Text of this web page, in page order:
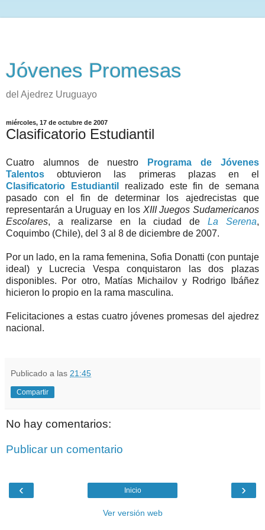
Jóvenes Promesas
del Ajedrez Uruguayo
miércoles, 17 de octubre de 2007
Clasificatorio Estudiantil
Cuatro alumnos de nuestro
Programa de Jóvenes
Talentos obtuvieron las primeras plazas en el
Clasificatorio Estudiantil
realizado este fin de semana
pasado con el fin de determinar los ajedrecistas que
representarán a Uruguay en los XIII Juegos Sudamericanos
Escolares, a realizarse en la ciudad deLa Serena,
Coquimbo (Chile), del 3 al 8 de diciembre de 2007.
Por un lado, en la rama femenina, Sofia Donatti (con puntaje
ideal) y Lucrecia Vespa conquistaron las dos plazas
disponibles. Por otro, Matías Michailov y Rodrigo Ibáñez
hicieron lo propio en la rama masculina.
Felicitaciones a estas cuatro jóvenes promesas del ajedrez
nacional.
Publicado a las 21:45
Compartir
No hay comentarios:
Publicar un comentario
‹ ›
Inicio
Ver versión web